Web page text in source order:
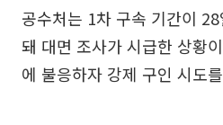
공수처는 1차 구속 기간이
돼 대면 조사가 시급한 상황
에 불응하자 강제 구인 시도